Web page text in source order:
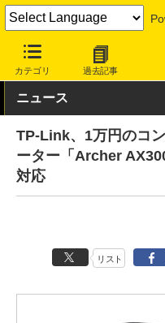
カテゴリ 過去記事
INTERNET Watch ハードウ
ニュース
TP-Link、1万円のコ
ーター「Archer
対応
リスト